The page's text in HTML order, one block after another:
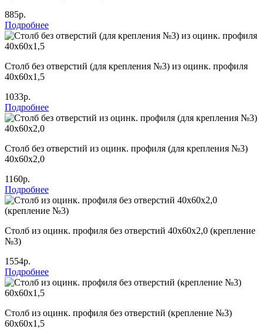
885р.
Подробнее
Столб без отверстий (для крепления №3) из оцинк. профиля
40х60х1,5
1033р.
Подробнее
Столб без отверстий из оцинк. профиля (для крепления №3)
40х60х2,0
1160р.
Подробнее
Столб из оцинк. профиля без отверстий 40х60х2,0 (крепление
№3)
1554р.
Подробнее
Столб из оцинк. профиля без отверстий (крепление №3)
60х60х1,5